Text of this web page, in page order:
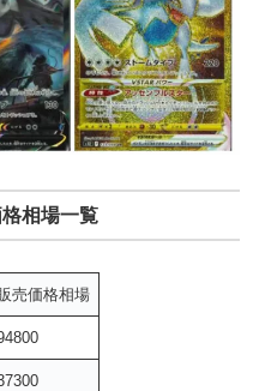
相場一覧
売価格相場